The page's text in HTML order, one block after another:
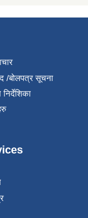
/बोलपत्र सूचना